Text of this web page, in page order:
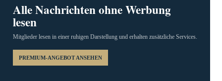
Alle Nachrichten ohne Werbung
lesen
Mitglieder lesen in einer ruhigen Darstellung und erhalten zusätzliche Services.
PREMIUM-ANGEBOT ANSEHEN